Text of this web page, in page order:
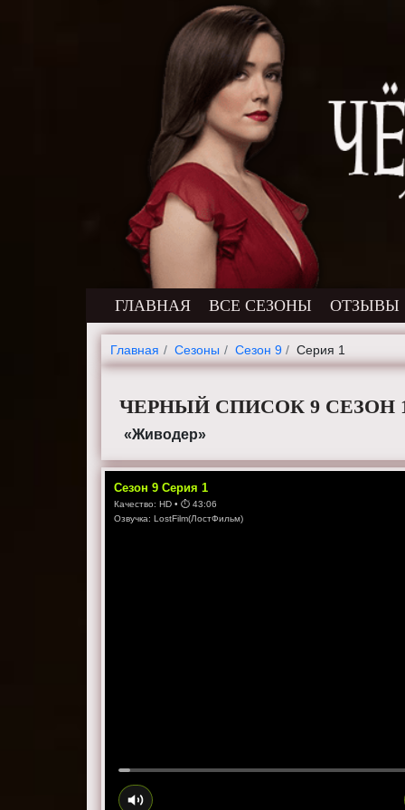
ГЛАВНАЯ ВСЕ СЕЗОНЫ ОТЗЫВЫ
Главная Cезоны Сезон 9 Серия 1
ЧЕРНЫЙ СПИСОК 9 СЕЗОН
«Живодер»
Сезон9 Серия1
Качество:HD • ⏱43:06
Озвучка:LostFilm(ЛостФильм)